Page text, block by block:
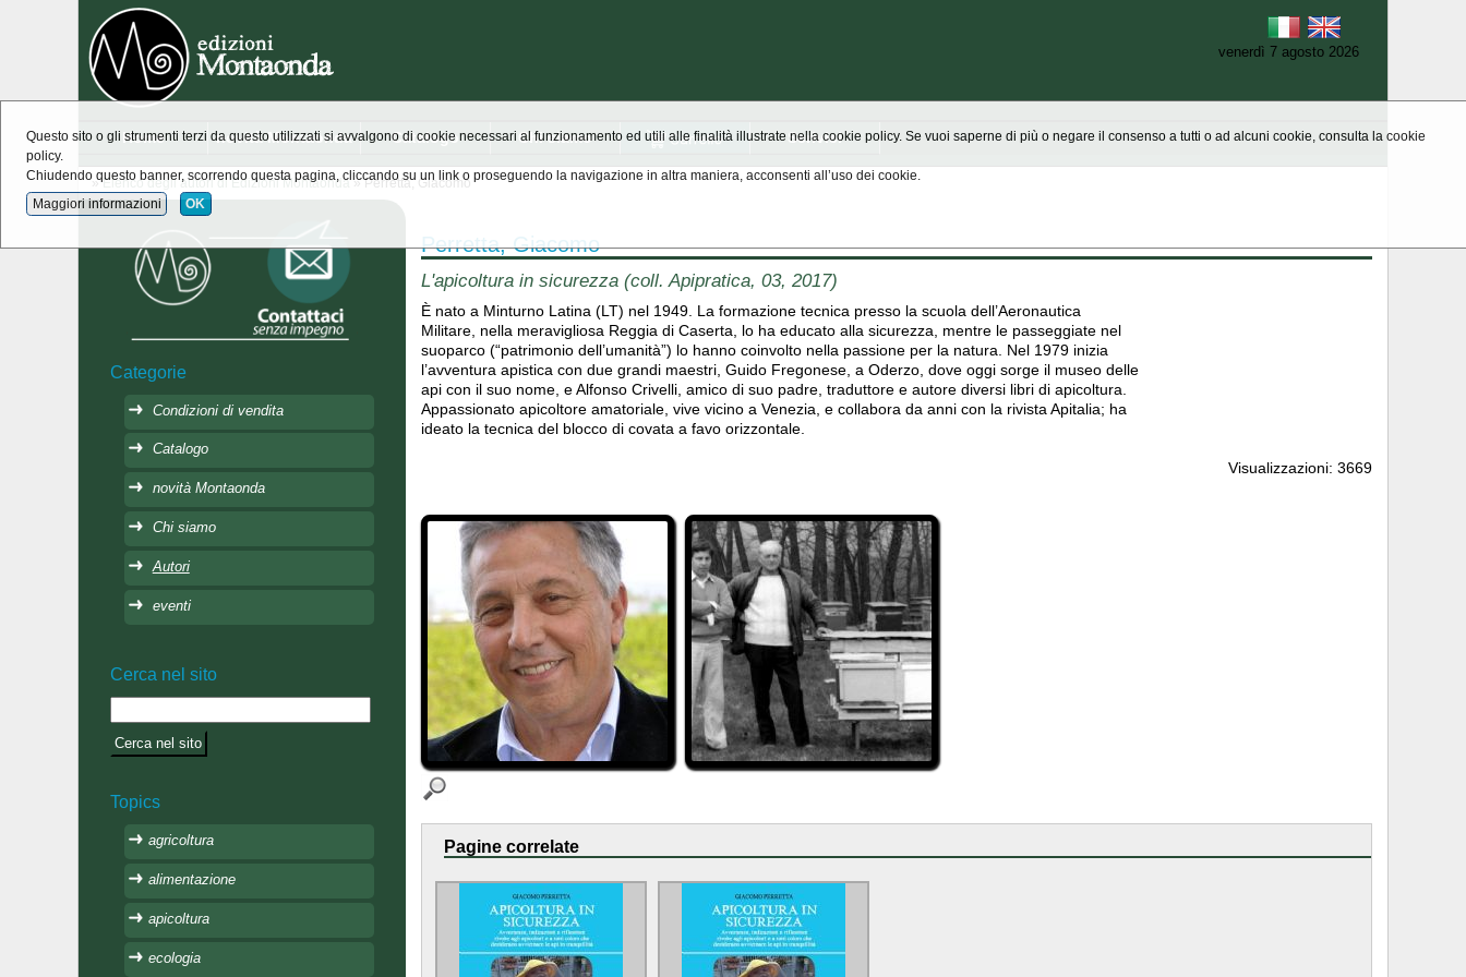
venerdì 7 agosto 2026
Home novità Montaonda Catalogo Chi siamo Scrivici
»Elenco degli autori di Edizioni Montaonda » Perretta, Giacomo
Perretta, Giacomo
L'apicoltura in sicurezza (coll. Apipratica, 03, 2017)
È nato a Minturno Latina (LT) nel 1949. La formazione tecnica presso la scuola dell’Aeronautica
Militare, nella meravigliosa Reggia di Caserta, lo ha educato alla sicurezza, mentre le passeggiate nel
suoparco (“patrimonio dell’umanità”) lo hanno coinvolto nella passione per la natura. Nel 1979 inizia
l’avventura apistica con due grandi maestri, Guido Fregonese, a Oderzo, dove oggi sorge il museo delle
api con il suo nome, e Alfonso Crivelli, amico di suo padre, traduttore e autore diversi libri di apicoltura.
Appassionato apicoltore amatoriale, vive vicino a Venezia, e collabora da anni con la rivista Apitalia; ha
ideato la tecnica del blocco di covata a favo orizzontale.
Visualizzazioni: 3669
Pagine correlate
Categorie
Condizioni di vendita
Catalogo
novità Montaonda
Chi siamo
Autori
eventi
Cerca nel sito
Topics
agricoltura
alimentazione
apicoltura
ecologia
Questo sito o gli strumenti terzi da questo utilizzati si avvalgono di cookie necessari al funzionamento ed utili alle finalità illustrate nella cookie policy. Se vuoi saperne di più o negare il consenso a tutti o ad alcuni cookie, consulta la cookie
policy.
Chiudendo questo banner, scorrendo questa pagina, cliccando su un link o proseguendo la navigazione in altra maniera, acconsenti all’uso dei cookie.
Maggiori informazioni OK